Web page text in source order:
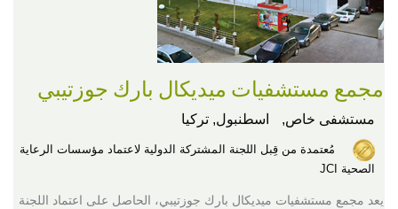
مجمع مستشفيات ميديكال بارك جوزتيبي
مستشفى خاص, اسطنبول, تركيا
مُعتمدة من قِبل اللجنة المشتركة الدولية لاعتماد مؤسسات الرعاية
الصحية JCI
يعد مجمع مستشفيات ميديكال بارك جوزتيبي، الحاصل على اعتماد اللجنة